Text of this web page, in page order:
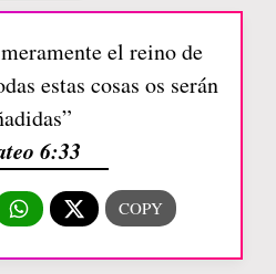
el reino de
estas cosas os serán
6:33